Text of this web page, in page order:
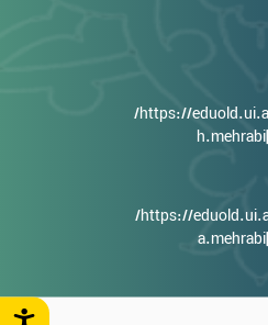
https://
https://